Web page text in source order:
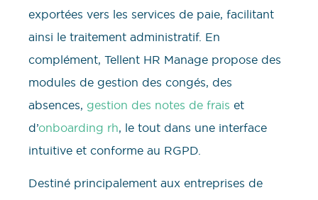
exportées vers les services de paie, facilitant
ainsi le traitement administratif. En
complément, Tellent HR Manage propose des
modules de gestion des congés, des
absences, gestion des notes de frais et
d’onboarding rh, le tout dans une interface
intuitive et conforme au RGPD.
Destiné principalement aux entreprises de